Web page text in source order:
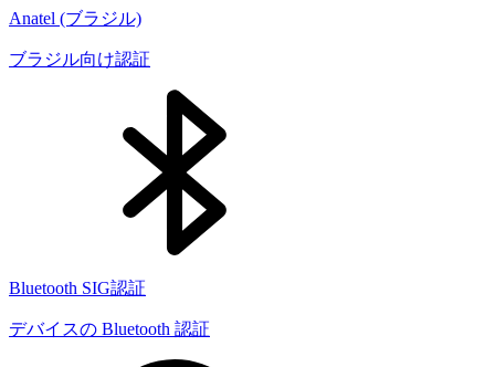
Anatel (ブラジル)
ブラジル向け認証
Bluetooth SIG認証
デバイスの Bluetooth 認証